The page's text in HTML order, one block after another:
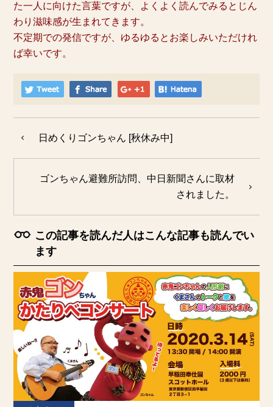
た一人に向けた言葉ですが、よくよく読んでみるとじん
わり滋味感が生まれてきます。
不定期での発信ですが、ゆるゆるとお楽しみいただけれ
ば幸いです。
日めくりゴンちゃん [秋休み中]
ゴンちゃん避難所訪問、中日新聞さんに取材
されました。
この記事を読んだ人はこんな記事も読んでい
ます